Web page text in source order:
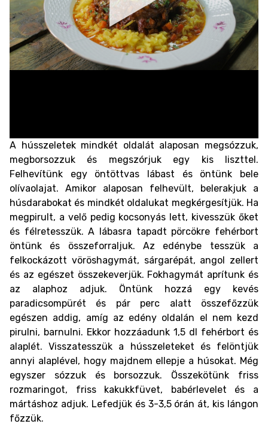
A hússzeletek mindkét oldalát alaposan megsózzuk,
megborsozzuk és megszórjuk egy kis liszttel.
Felhevítünk egy öntöttvas lábast és öntünk bele
olívaolajat. Amikor alaposan felhevült, belerakjuk a
húsdarabokat és mindkét oldalukat megkérgesítjük. Ha
megpirult, a velő pedig kocsonyás lett, kivesszük őket
és félretesszük. A lábasra tapadt pörcökre fehérbort
öntünk és összeforraljuk. Az edénybe tesszük a
felkockázott vöröshagymát, sárgarépát, angol zellert
és az egészet összekeverjük. Fokhagymát aprítunk és
az alaphoz adjuk. Öntünk hozzá egy kevés
paradicsompürét és pár perc alatt összefőzzük
egészen addig, amíg az edény oldalán el nem kezd
pirulni, barnulni. Ekkor hozzáadunk 1,5 dl fehérbort és
alaplét. Visszatesszük a hússzeleteket és felöntjük
annyi alaplével, hogy majdnem ellepje a húsokat. Még
egyszer sózzuk és borsozzuk. Összekötünk friss
rozmaringot, friss kakukkfüvet, babérlevelet és a
mártáshoz adjuk. Lefedjük és 3-3,5 órán át, kis lángon
főzzük.